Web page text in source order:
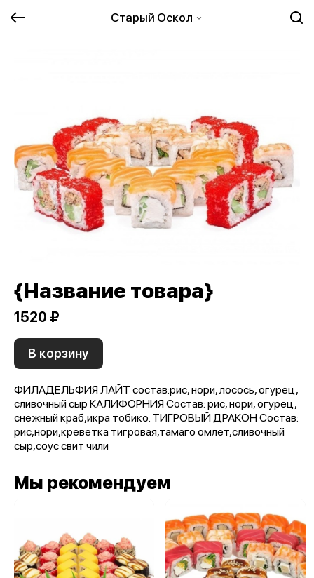
Старый Оскол
{Название товара}
1520 ₽
В корзину
ФИЛАДЕЛЬФИЯ ЛАЙТ состав:рис, нори, лосось, огурец,
сливочный сыр КАЛИФОРНИЯ Состав: рис, нори, огурец,
снежный краб,икра тобико. ТИГРОВЫЙ ДРАКОН Состав:
рис,нори,креветка тигровая,тамаго омлет,сливочный
сыр,соус свит чили
Мы рекомендуем